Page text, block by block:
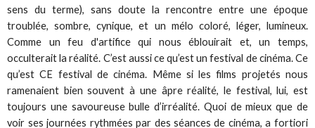
sens du terme), sans doute la rencontre entre une époque
troublée, sombre, cynique, et un mélo coloré, léger, lumineux.
Comme un feu d'artifice qui nous éblouirait et, un temps,
occulterait la réalité. C’est aussi ce qu’est un festival de cinéma. Ce
qu’est CE festival de cinéma. Même si les films projetés nous
ramenaient bien souvent à une âpre réalité, le festival, lui, est
toujours une savoureuse bulle d’irréalité. Quoi de mieux que de
voir ses journées rythmées par des séances de cinéma, a fortiori